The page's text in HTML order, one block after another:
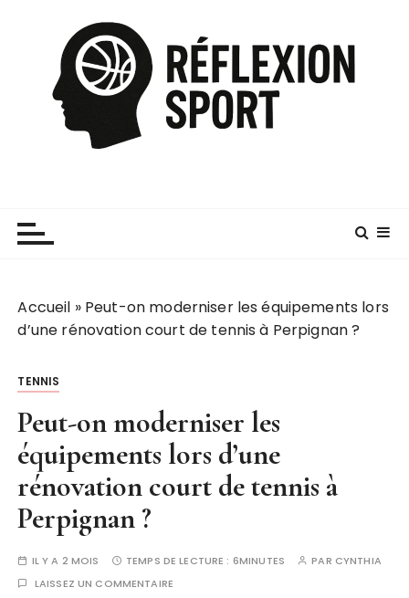
Accueil » Peut-on moderniser les équipements lors
d’une rénovation court de tennis à Perpignan ?
TENNIS
Peut-on moderniser les
équipements lors d’une
rénovation court de tennis à
Perpignan ?
IL Y A 2 MOIS TEMPS DE LECTURE : 6MINUTES PAR CYNTHIA
LAISSEZ UN COMMENTAIRE